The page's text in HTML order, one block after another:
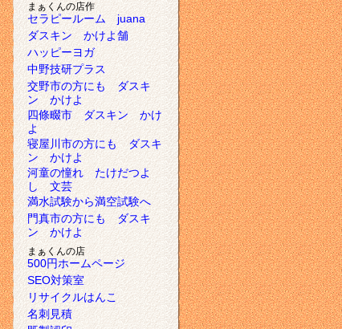
まぁくんの店作
セラピールーム juana
ダスキン かけよ舗
ハッピーヨガ
中野技研プラス
交野市の方にも ダスキ
ン かけよ
四條畷市 ダスキン かけ
よ
寝屋川市の方にも ダスキ
ン かけよ
河童の憧れ たけだつよ
し 文芸
満水試験から満空試験へ
門真市の方にも ダスキ
ン かけよ
まぁくんの店
500円ホームページ
SEO対策室
リサイクルはんこ
名刺見積